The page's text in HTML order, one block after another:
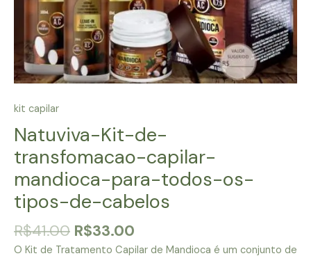
kit capilar
Natuviva-Kit-de-
transfomacao-capilar-
mandioca-para-todos-os-
tipos-de-cabelos
R$41.00 O
preço
R$33.00
preço
O Kit de Tratamento Capilar de Mandioca é um conjunto de